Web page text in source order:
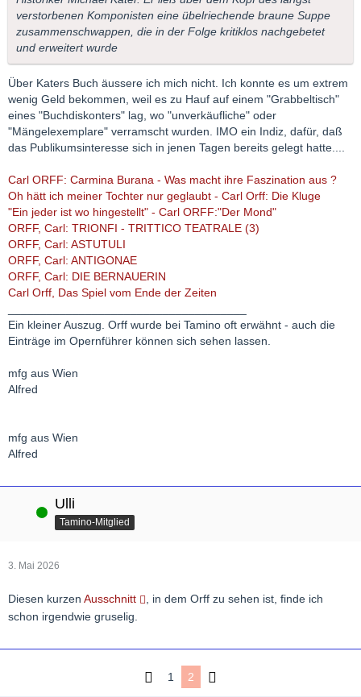
verstorbenen Komponisten eine übelriechende braune Suppe
zusammenschwappen, die in der Folge kritiklos nachgebetet
und erweitert wurde
Über Katers Buch äussere ich mich nicht. Ich konnte es um extrem
wenig Geld bekommen, weil es zu Hauf auf einem "Grabbeltisch"
eines "Buchdiskonters" lag, wo "unverkäufliche" oder
"Mängelexemplare" verramscht wurden. IMO ein Indiz, dafür, daß
das Publikumsinteresse sich in jenen Tagen bereits gelegt hatte....
Carl ORFF: Carmina Burana - Was macht ihre Faszination aus ?
Oh hätt ich meiner Tochter nur geglaubt - Carl Orff: Die Kluge
"Ein jeder ist wo hingestellt" - Carl ORFF:"Der Mond"
ORFF, Carl: TRIONFI - TRITTICO TEATRALE (3)
ORFF, Carl: ASTUTULI
ORFF, Carl: ANTIGONAE
ORFF, Carl: DIE BERNAUERIN
Carl Orff, Das Spiel vom Ende der Zeiten
Ein kleiner Auszug. Orff wurde bei Tamino oft erwähnt - auch die
Einträge im Opernführer können sich sehen lassen.
mfg aus Wien
Alfred
mfg aus Wien
Alfred
Online Ulli
Tamino-Mitglied
3. Mai 2026
Diesen kurzen Ausschnitt
, in dem Orff zu sehen ist, finde ich
schon irgendwie gruselig.
1 2